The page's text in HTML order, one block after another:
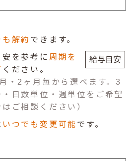
解約 できます。
を参考に 周期を
ください。
給与目安
・2ヶ月毎から選べます。3
・日数単位・週単位をご希望
はご相談ください）
いつでも変更可能 です。